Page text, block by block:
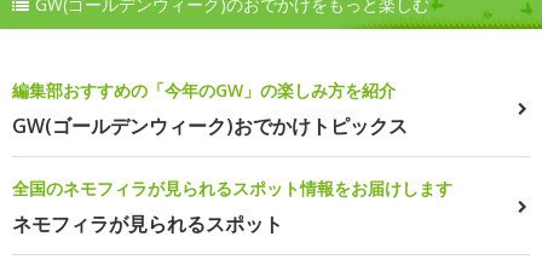
編集部おすすめの「今年のGW」の楽しみ方を紹介
GW(ゴールデンウィーク)おでかけトピックス
全国のネモフィラが見られるスポット情報をお届けします
ネモフィラが見られるスポット